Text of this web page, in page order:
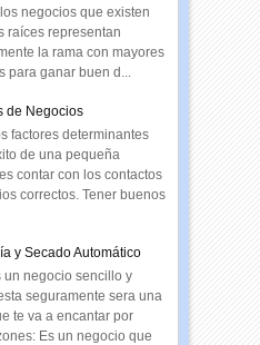
negocios que existen
raíces representan
la rama con mayores
para ganar buen d...
de Negocios
factores determinantes
de una pequeña
contar con los contactos
correctos. Tener buenos
y Secado Automático
un negocio sencillo y
seguramente sera una
te va a encantar por
Es un negocio que